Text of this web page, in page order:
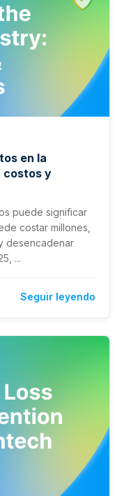
en la
costos y
puede significar
costar millones,
desencadenar
...
Seguir leyendo